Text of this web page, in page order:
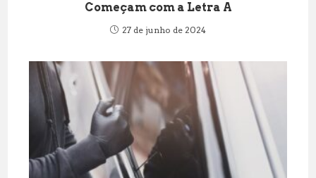
Começam com a Letra A
27 de junho de 2024